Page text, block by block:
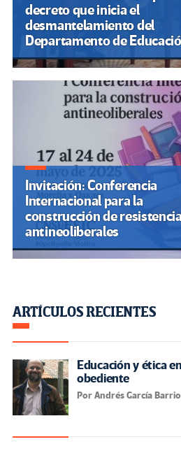
decreto que inicia el
desmantelamiento del
Departamento de
Invitación: Conferencia
Internacional para la
construcción de
antineoliberales
ARTÍCULOS RECIENTES
Educación y ética
obediente
Por Andrés García